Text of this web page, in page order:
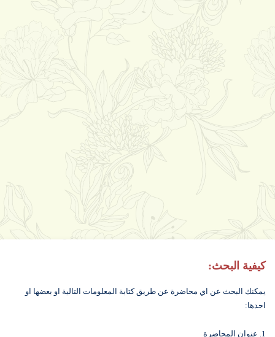
كيفية البحث:
يمكنك البحث عن اي محاضرة عن طريق كتابة المعلومات التالية او بعضها او
احدها:
1. عنوان المحاضرة